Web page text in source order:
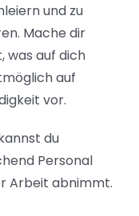
und zu
Mache dir
was auf dich
auf
vor.
du
Personal
Arbeit abnimmt.